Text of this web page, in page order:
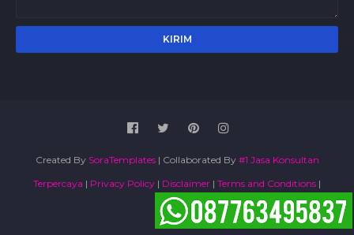
Created By SoraTemplates| Collaborated By #1 Jasa Konsultan
Terpercaya | Privacy Policy | Disclaimer | Terms and Conditions |
Sitemap